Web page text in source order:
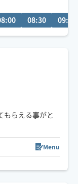
ています。
08:30 09:00
もらえる事がと
りがとうござい
ございます🥹✨️
Menu